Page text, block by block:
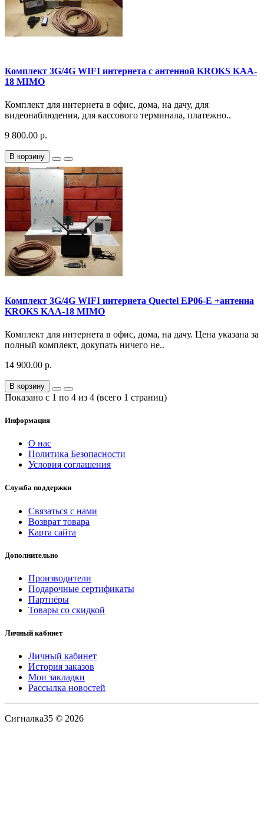
Комплект 3G/4G WIFI интернета с антенной KROKS KAA-
18 MIMO
Комплект для интернета в офис, дома, на дачу, для
видеонаблюдения, для кассового терминала, платежно..
9 800.00 р.
В корзину
Комплект 3G/4G WIFI интернета Quectel EP06-E +антенна
KROKS KAA-18 MIMO
Комплект для интернета в офис, дома, на дачу. Цена указана за
полный комплект, докупать ничего не..
14 900.00 р.
В корзину
Показано с 1 по 4 из 4 (всего 1 страниц)
Информация
О нас
Политика Безопасности
Условия соглашения
Служба поддержки
Связаться с нами
Возврат товара
Карта сайта
Дополнительно
Производители
Подарочные сертификаты
Партнёры
Товары со скидкой
Личный кабинет
Личный кабинет
История заказов
Мои закладки
Рассылка новостей
Сигналка35 © 2026